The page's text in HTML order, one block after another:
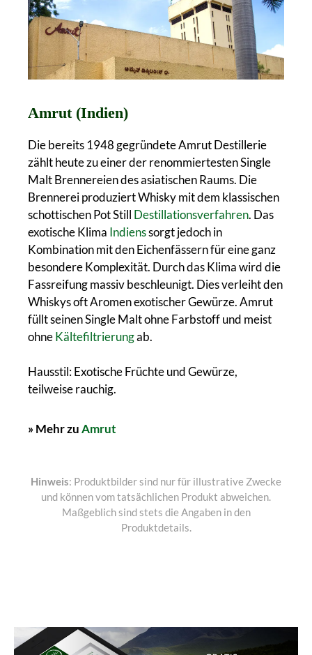
Amrut (Indien)
Die bereits 1948 gegründete Amrut Destillerie
zählt heute zu einer der renommiertesten Single
Malt Brennereien des asiatischen Raums. Die
Brennerei produziert Whisky mit dem klassischen
schottischen Pot Still Destillationsverfahren. Das
exotische Klima Indienssorgt jedoch in
Kombination mit den Eichenfässern für eine ganz
besondere Komplexität. Durch das Klima wird die
Fassreifung massiv beschleunigt. Dies verleiht den
Whiskys oft Aromen exotischer Gewürze. Amrut
füllt seinen Single Malt ohne Farbstoff und meist
ohneKältefiltrierungab.
Hausstil: Exotische Früchte und Gewürze,
teilweise rauchig.
» Mehr zuAmrut
Hinweis: Produktbilder sind nur für illustrative Zwecke
und können vom tatsächlichen Produkt abweichen.
Maßgeblich sind stets die Angaben in den
Produktdetails.